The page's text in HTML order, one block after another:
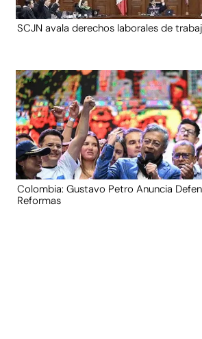
SCJN avala derechos laborales de
Colombia: Gustavo Petro Anuncia
Reformas